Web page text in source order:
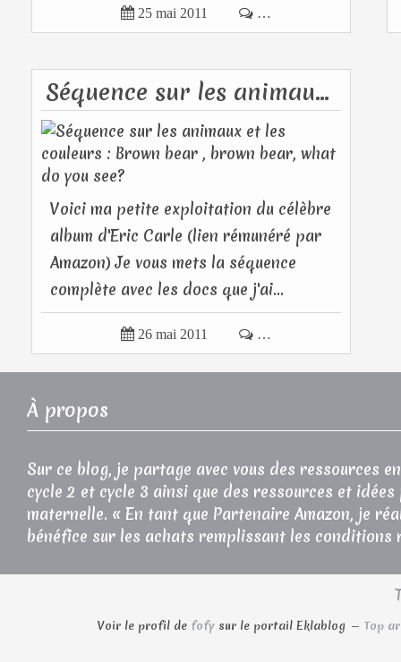
 25 mai 2011  …
Séquence sur les animaux et les couleurs : Brown bear , brown bear, what do you see?
Voici ma petite exploitation du célèbre
album d'Eric Carle (lien rémunéré par
Amazon) Je vous mets la séquence
complète avec les docs que j'ai...
 26 mai 2011  …
À propos
Sur ce blog, je partage avec vous des ressources
cycle 2 et cycle 3 ainsi que des ressources et
maternelle. « En tant que Partenaire Amazon, je
bénéfice sur les achats remplissant les conditions
Voir le profil de fofysur le portail Eklablog Top